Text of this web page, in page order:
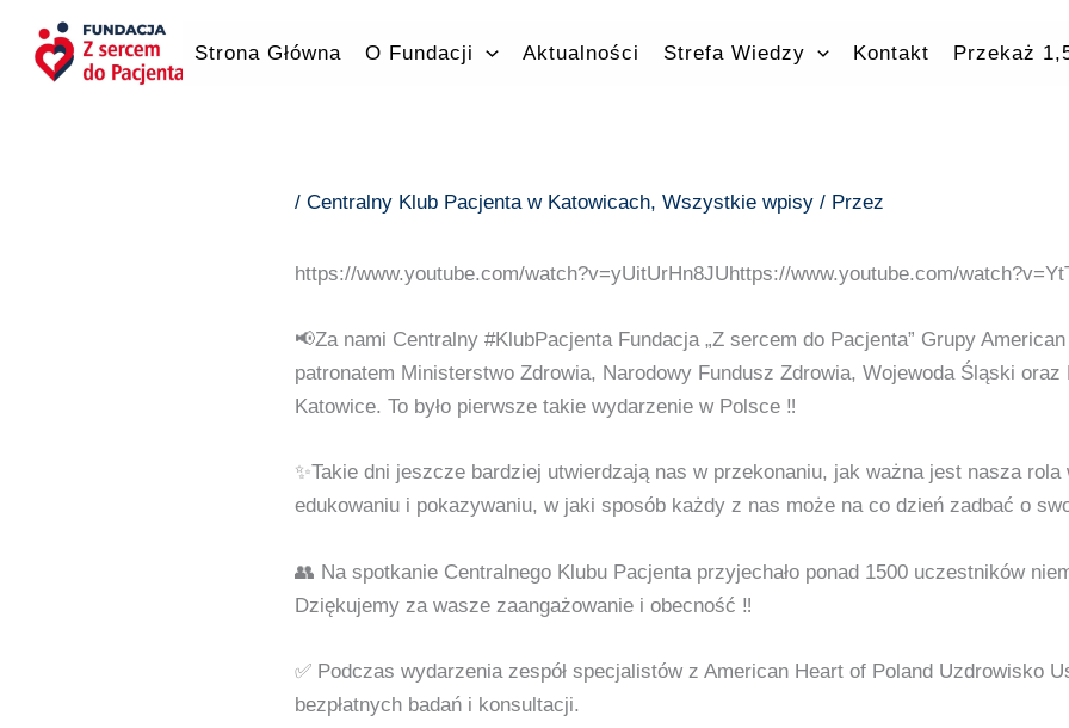
treści
Strona Główna O Fundacji Aktualności Strefa Wiedzy Kontakt Przekaż
/ Centralny Klub Pacjenta w Katowicach, Wszystkie wpisy / Przez
https://www.youtube.com/watch?v=yUitUrHn8JUhttps://www.youtube.com/
📢Za nami Centralny #KlubPacjenta Fundacja „Z sercem do Pacjenta” Grupy
patronatem Ministerstwo Zdrowia, Narodowy Fundusz Zdrowia, Wojewoda Śląski
Katowice. To było pierwsze takie wydarzenie w Polsce ‼️
✨Takie dni jeszcze bardziej utwierdzają nas w przekonaniu, jak ważna jest nasza
edukowaniu i pokazywaniu, w jaki sposób każdy z nas może na co dzień zadbać o
👥 Na spotkanie Centralnego Klubu Pacjenta przyjechało ponad 1500 uczestników
Dziękujemy za wasze zaangażowanie i obecność ‼️
✅ Podczas wydarzenia zespół specjalistów z American Heart of Poland Uzdrowisko
bezpłatnych badań i konsultacji.